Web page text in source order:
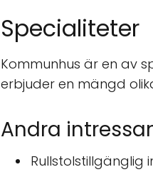
Specialiteter
Kommunhus är en av
erbjuder en mängd
Andra
Rullstolstillgänglig